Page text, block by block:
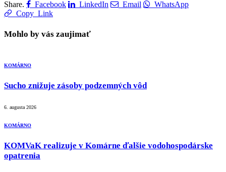
Share. Facebook LinkedIn Email
WhatsApp
Copy Link
Mohlo by vás zaujimať
KOMÁRNO
Sucho znižuje zásoby podzemných vôd
6. augusta 2026
KOMÁRNO
KOMVaK realizuje v Komárne ďalšie vodohospodárske
opatrenia